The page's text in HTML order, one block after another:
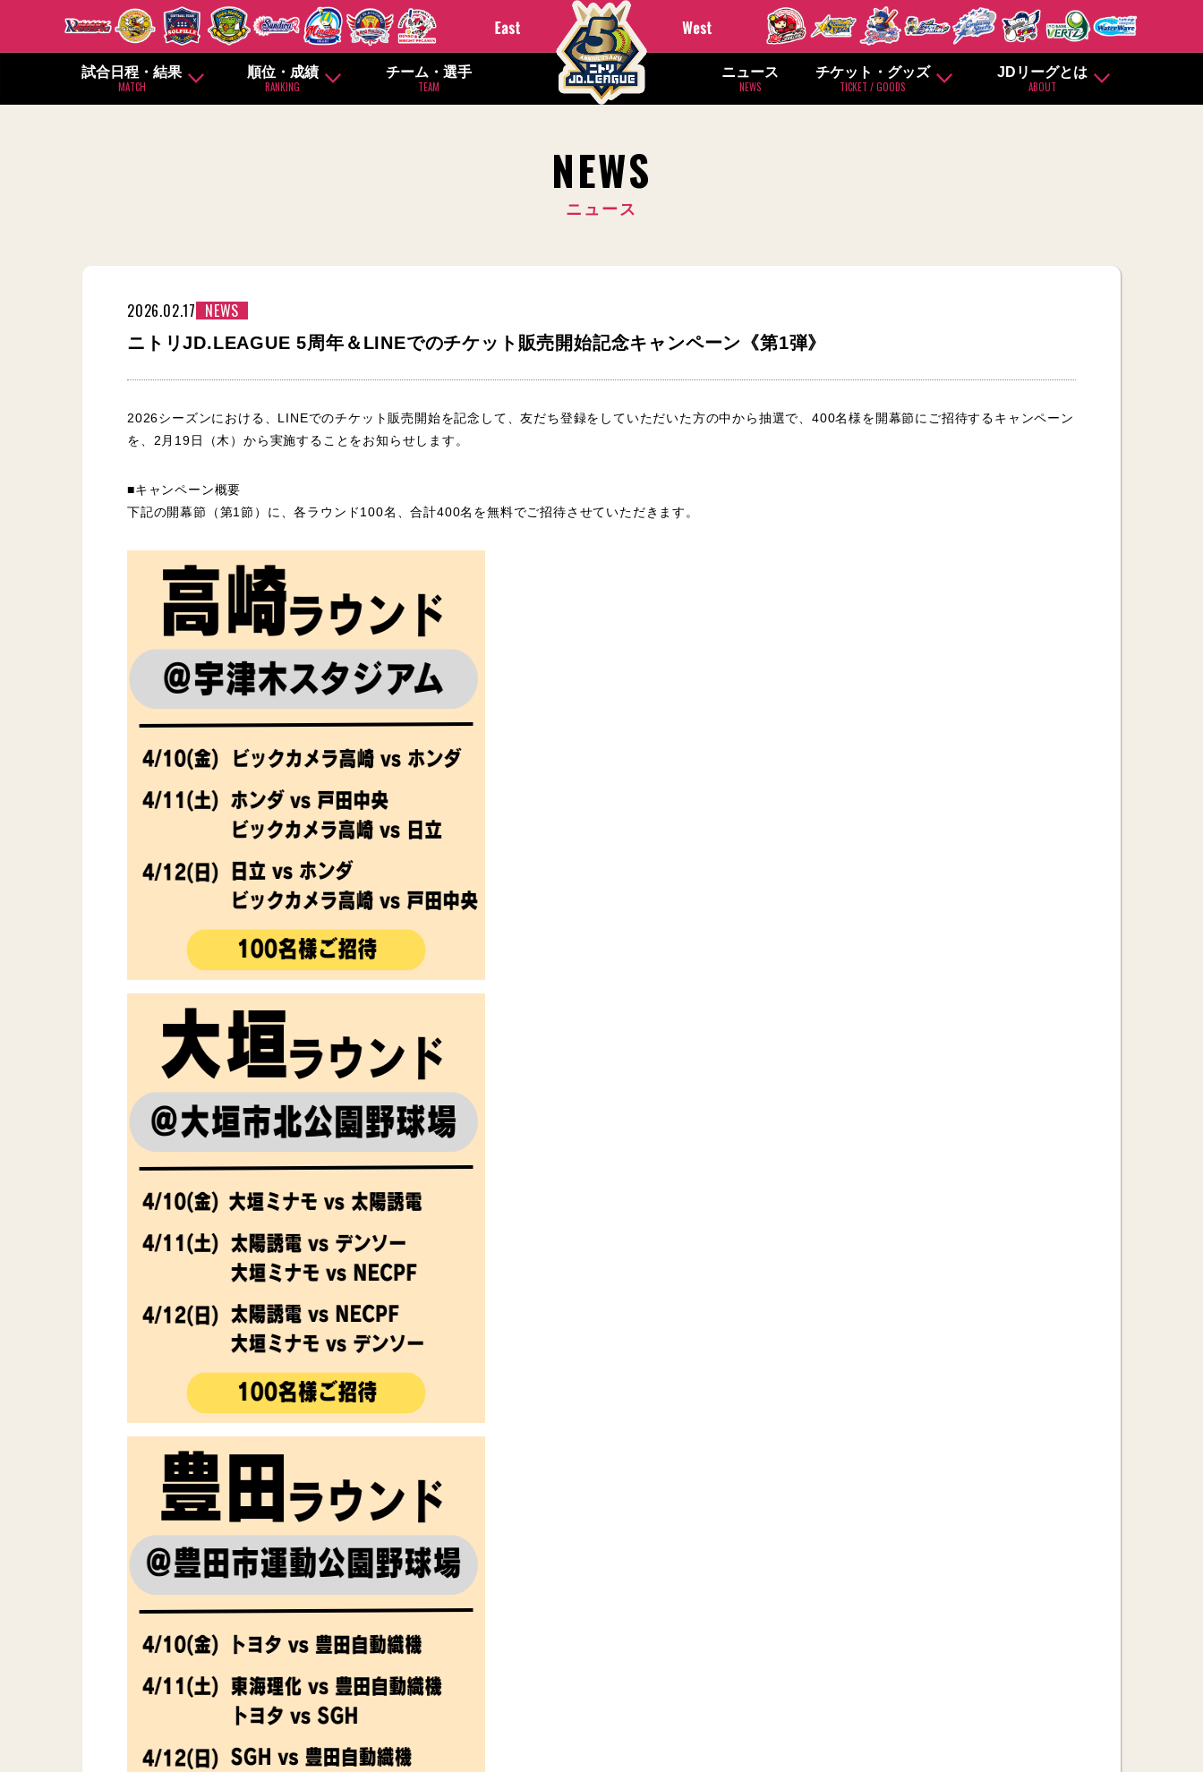
試合日程・結果
MATCH
順位・成績
RANKING
チーム・選手
TEAM
ニュース
NEWS
チケット・グッズ
TICKET / GOODS
JDリーグとは
ABOUT
NEWS
ニュース
2026.02.17 NEWS
ニトリJD.LEAGUE 5周年＆LINEでのチケット販売開始記念キャンペーン《第1弾》
2026シーズンにおける、LINEでのチケット販売開始を記念して、友だち登録をしていただいた方の中から抽選で、400名様を開幕節にご招待するキャンペーン
を、2月19日（木）から実施することをお知らせします。
■キャンペーン概要
下記の開幕節（第1節）に、各ラウンド100名、合計400名を無料でご招待させていただきます。